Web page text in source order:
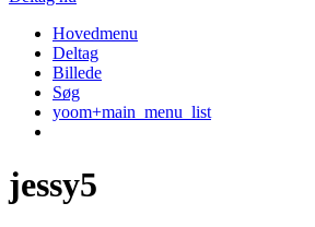
Hovedmenu
Deltag
Billede
Søg
yoom+main_menu_list
jessy5